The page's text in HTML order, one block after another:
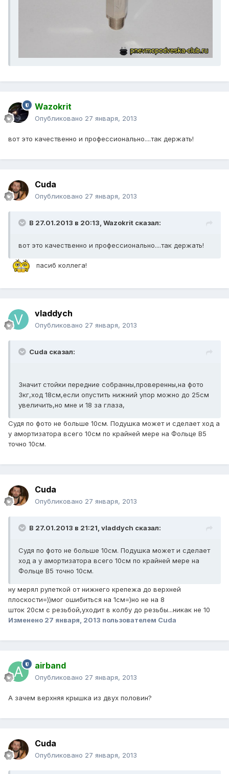
Wazokrit
Опубликовано 27 января, 2013
вот это качественно и профессионально....так держать!
Cuda
Опубликовано 27 января, 2013
В 27.01.2013 в 20:13, Wazokrit сказал:
вот это качественно и профессионально....так держать!
пасиб коллега!
vladdych
Опубликовано 27 января, 2013
Cuda сказал:
Значит стойки передние собранны,проверенны,на фото
3кг,ход 18см,если опустить нижний упор можно до 25см
увеличить,но мне и 18 за глаза,
Судя по фото не больше 10см. Подушка может и сделает ход а
у амортизатора всего 10см по крайней мере на Фольце В5
точно 10см.
Cuda
Опубликовано 27 января, 2013
В 27.01.2013 в 21:21, vladdych сказал:
Судя по фото не больше 10см. Подушка может и сделает
ход а у амортизатора всего 10см по крайней мере на
Фольце В5 точно 10см.
ну мерял рулеткой от нижнего крепежа до верхней
плоскости=))мог ошибиться на 1см=)но не на 8
шток 20см с резьбой,уходит в колбу до резьбы...никак не 10
Изменено 27 января, 2013 пользователем Cuda
airband
Опубликовано 27 января, 2013
А зачем верхняя крышка из двух половин?
Cuda
Опубликовано 27 января, 2013